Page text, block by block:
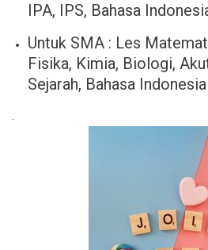
IPA, IPS, Bahasa
Untuk SMA : Les
Fisika, Kimia, Biologi,
Sejarah, Bahasa